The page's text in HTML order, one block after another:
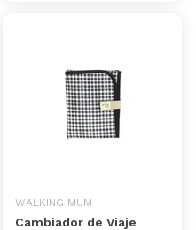
WALKING MUM
Cambiador de Viaje